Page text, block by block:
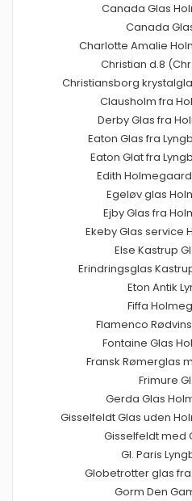
Canada Glas
Canada
Charlotte Amalie
Christian d.8
Christiansborg
Clausholm fra
Derby Glas fra
Eaton Glas fra
Eaton Glat fra
Edith
Egeløv glas
Ejby Glas fra
Ekeby Glas service
Else Kastrup
Erindringsglas
Eton Antik
Fiffa
Flamenco
Fontaine Glas
Fransk Rømerglas
Frimure
Gerda Glas
Gisselfeldt Glas uden
Gisselfeldt med
Gl. Paris
Globetrotter glas
Gorm Den